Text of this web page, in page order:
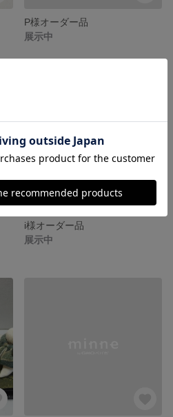
P様オーダー品
展示中
i様オーダー品
展示中